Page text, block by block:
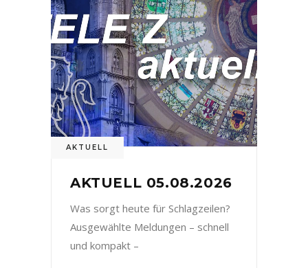
AKTUELL
AKTUELL 05.08.2026
Was sorgt heute für Schlagzeilen?
Ausgewählte Meldungen – schnell
und kompakt –